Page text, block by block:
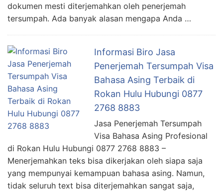
dokumen mesti diterjemahkan oleh penerjemah
tersumpah. Ada banyak alasan mengapa Anda …
Informasi Biro Jasa
Penerjemah Tersumpah Visa
Bahasa Asing Terbaik di
Rokan Hulu Hubungi 0877
2768 8883
Jasa Penerjemah Tersumpah
Visa Bahasa Asing Profesional
di Rokan Hulu Hubungi 0877 2768 8883 –
Menerjemahkan teks bisa dikerjakan oleh siapa saja
yang mempunyai kemampuan bahasa asing. Namun,
tidak seluruh text bisa diterjemahkan sangat saja,